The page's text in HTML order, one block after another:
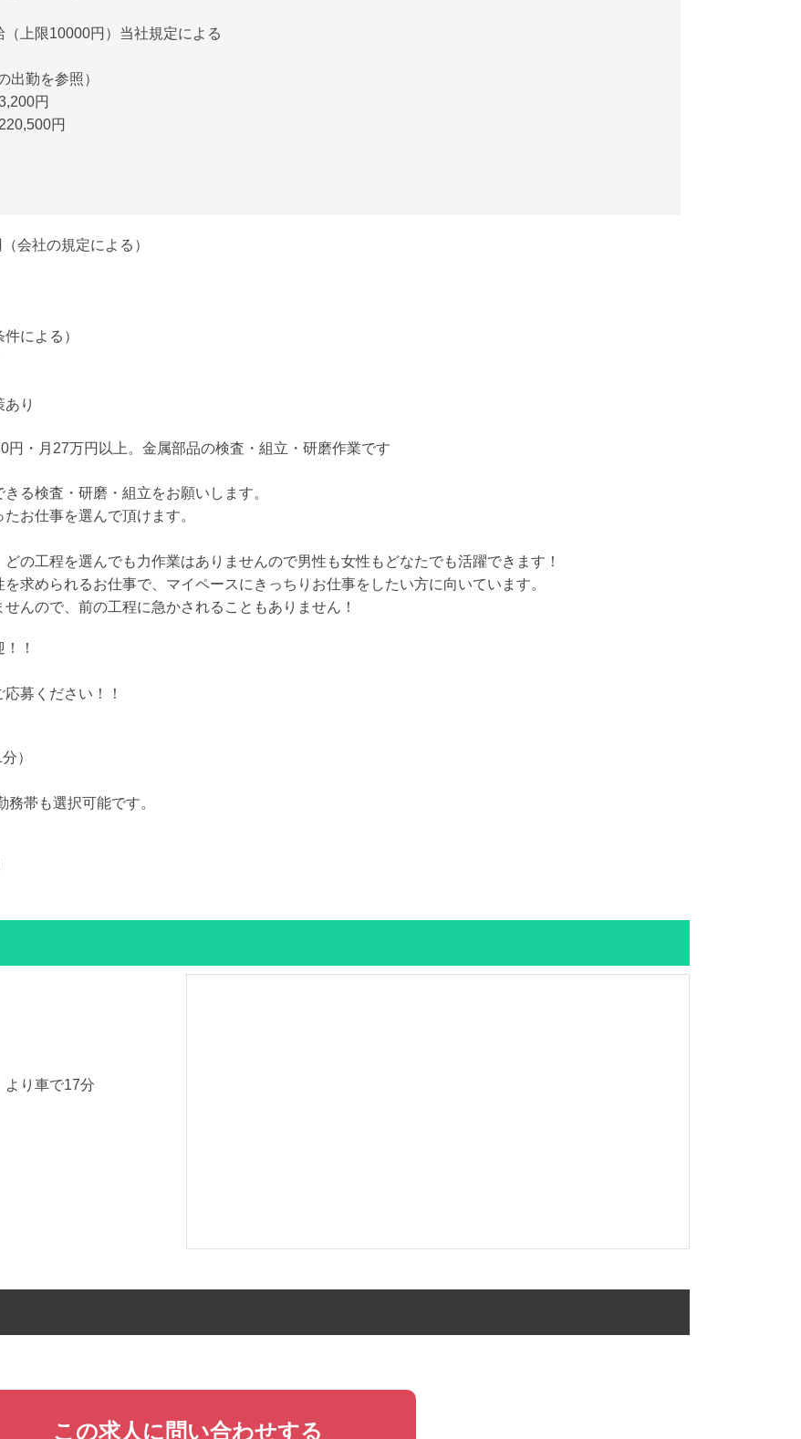
上限10000円）当社規定による
出勤を参照）
円
円
会社の規定による）
による）
り
円・月27万円以上。金属部品の検査・組立・研磨作業です
る検査・研磨・組立をお願いします。
お仕事を選んで頂けます。
の工程を選んでも力作業はありませんので男性も女性もどなたでも活躍できます！
求められるお仕事で、マイペースにきっちりお仕事をしたい方に向いています。
んので、前の工程に急かされることもありません！
！
募ください！！
）
帯も選択可能です。
より車で17分
この求人に問い合わせする